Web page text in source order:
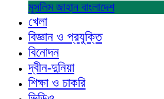
মুসলিম জাহান বাংলাদেশ
খেলা
বিজ্ঞান ও প্রযুক্তি
বিনোদন
দ্বীন-দুনিয়া
শিক্ষা ও চাকরি